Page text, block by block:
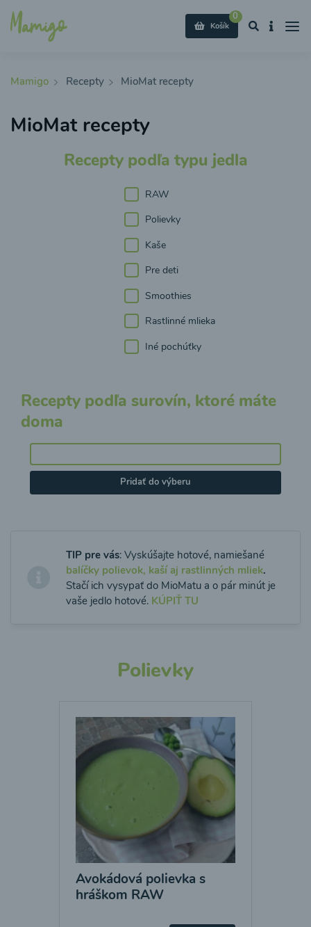
0
Košík
Mamigo Recepty MioMat recepty
MioMat recepty
Recepty podľa typu jedla
RAW
Polievky
Kaše
Pre deti
Smoothies
Rastlinné mlieka
Iné pochúťky
Recepty podľa surovín, ktoré máte
doma
Pridať do výberu
TIP pre vás: Vyskúšajte hotové, namiešané
balíčky polievok, kaší aj rastlinných mliek.
Stačí ich vysypať do MioMatu a o pár minút je
vaše jedlo hotové. KÚPIŤ TU
Polievky
Avokádová polievka s
hráškom RAW